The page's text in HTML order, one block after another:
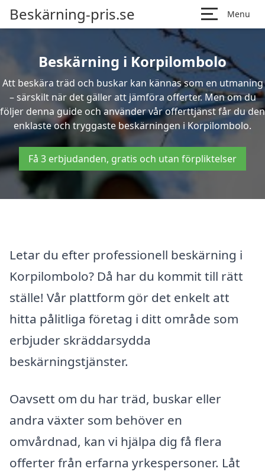
Beskärning-pris.se Menu
Beskärning i Korpilombolo
Att beskära träd och buskar kan kännas som en utmaning
– särskilt när det gäller att jämföra offerter. Men om du
följer denna guide och använder vår offerttjänst får du den
enklaste och tryggaste beskärningen i Korpilombolo.
Få 3 erbjudanden, gratis och utan förpliktelser
Letar du efter professionell beskärning i
Korpilombolo? Då har du kommit till rätt
ställe! Vår plattform gör det enkelt att
hitta pålitliga företag i ditt område som
erbjuder skräddarsydda
beskärningstjänster.
Oavsett om du har träd, buskar eller
andra växter som behöver en
omvårdnad, kan vi hjälpa dig få flera
offerter från erfarna yrkespersoner. Låt